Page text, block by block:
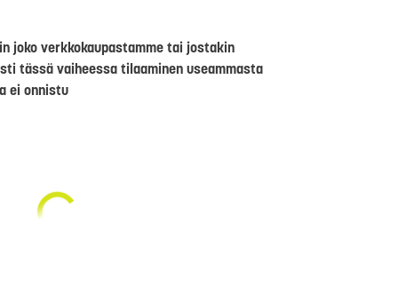
joko verkkokaupastamme tai jostakin
tässä vaiheessa tilaaminen useammasta
ei onnistu